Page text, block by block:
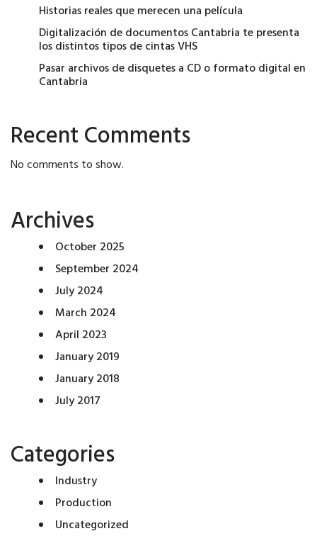
Historias reales que merecen una película
Digitalización de documentos Cantabria te presenta
los distintos tipos de cintas VHS
Pasar archivos de disquetes a CD o formato digital en
Cantabria
Recent Comments
No comments to show.
Archives
October 2025
September 2024
July 2024
March 2024
April 2023
January 2019
January 2018
July 2017
Categories
Industry
Production
Uncategorized